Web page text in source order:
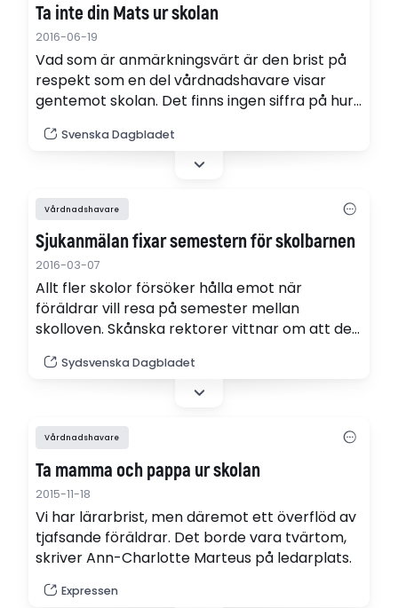
Ta inte din Mats ur skolan
2016-06-19
Vad som är anmärkningsvärt är den brist på
respekt som en del vårdnadshavare visar
gentemot skolan. Det finns ingen siffra på hur
semesterresa trots att ledighetsansökan
avslagits, men många rektorer vittnar om att
Svenska Dagbladet
Vårdnadshavare
Sjukanmälan fixar semestern för skolbarnen
2016-03-07
Allt fler skolor försöker hålla emot när
föräldrar vill resa på semester mellan
skolloven. Skånska rektorer vittnar om att de
ändå.Sydsvenska Dagbladet
Vårdnadshavare
Ta mamma och pappa ur skolan
2015-11-18
Vi har lärarbrist, men däremot ett överflöd av
tjafsande föräldrar. Det borde vara tvärtom,
skriver Ann-Charlotte Marteus på ledarplats.
Expressen